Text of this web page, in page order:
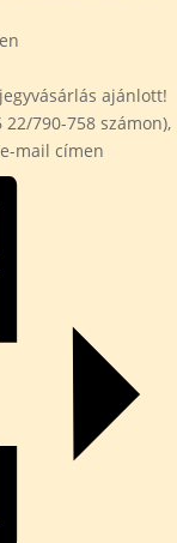
ajánlott!
790-758 számon),
mail címen